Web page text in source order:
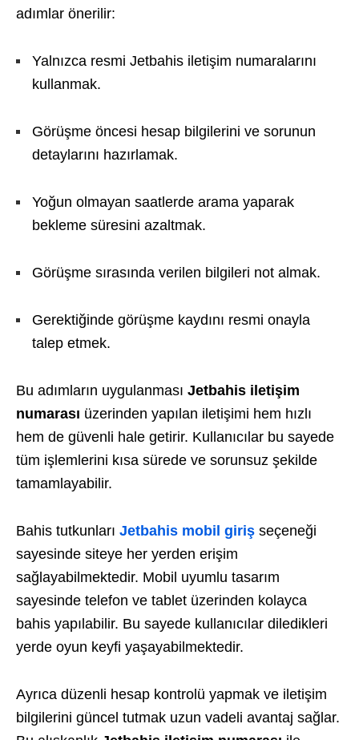
adımlar önerilir:
Yalnızca resmi Jetbahis iletişim numaralarını
kullanmak.
Görüşme öncesi hesap bilgilerini ve sorunun
detaylarını hazırlamak.
Yoğun olmayan saatlerde arama yaparak
bekleme süresini azaltmak.
Görüşme sırasında verilen bilgileri not almak.
Gerektiğinde görüşme kaydını resmi onayla
talep etmek.
Bu adımların uygulanması Jetbahis iletişim
numarası üzerinden yapılan iletişimi hem hızlı
hem de güvenli hale getirir. Kullanıcılar bu sayede
tüm işlemlerini kısa sürede ve sorunsuz şekilde
tamamlayabilir.
Bahis tutkunları Jetbahis mobil giriş seçeneği
sayesinde siteye her yerden erişim
sağlayabilmektedir. Mobil uyumlu tasarım
sayesinde telefon ve tablet üzerinden kolayca
bahis yapılabilir. Bu sayede kullanıcılar diledikleri
yerde oyun keyfi yaşayabilmektedir.
Ayrıca düzenli hesap kontrolü yapmak ve iletişim
bilgilerini güncel tutmak uzun vadeli avantaj sağlar.